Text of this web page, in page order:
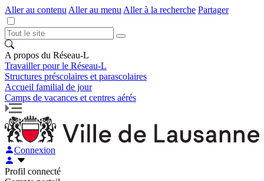
Aller au contenu Aller au menu Aller à la recherche Partager
A propos du Réseau-L
Travailler pour le Réseau-L
Structures préscolaires et parascolaires
Accueil familial de jour
Camps de vacances et centres aérés
Connexion
Profil connecté